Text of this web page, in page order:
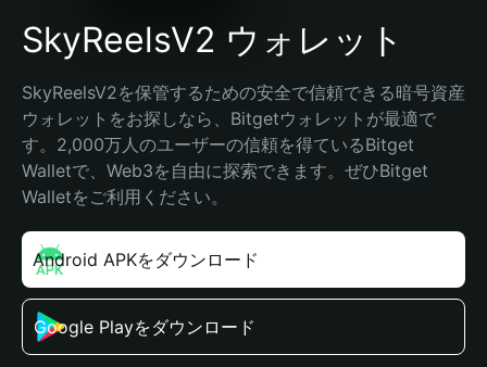
SkyReelsV2 ウォレット
SkyReelsV2を保管するための安全で信頼できる暗号資産
ウォレットをお探しなら、Bitgetウォレットが最適で
す。2,000万人のユーザーの信頼を得ているBitget
Walletで、Web3を自由に探索できます。ぜひBitget
Walletをご利用ください。
Android APKをダウンロード
Google Playをダウンロード